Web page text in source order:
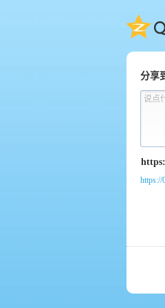
QQ
分享
说点
https://